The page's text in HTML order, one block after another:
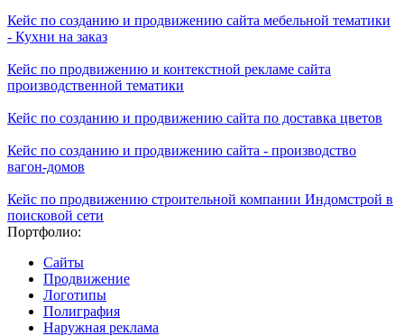
Кейс по созданию и продвижению сайта мебельной тематики
- Кухни на заказ
Кейс по продвижению и контекстной рекламе сайта
производственной тематики
Кейс по созданию и продвижению сайта по доставка цветов
Кейс по созданию и продвижению сайта - производство
вагон-домов
Кейс по продвижению строительной компании Индомстрой в
поисковой сети
Портфолио:
Сайты
Продвижение
Логотипы
Полиграфия
Наружная реклама